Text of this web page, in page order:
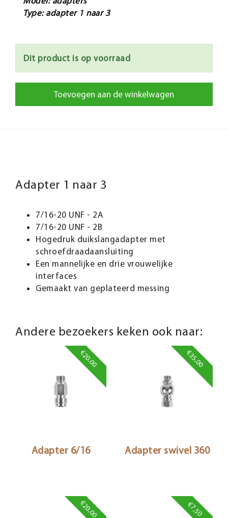
Type: adapter 1 naar 3
Dit product is op voorraad
Toevoegen aan de winkelwagen
Adapter 1 naar 3
7/16-20 UNF - 2A
7/16-20 UNF - 2B
Hogedruk duikslangadapter met
schroefdraadaansluiting
Een mannelijke en drie vrouwelijke
interfaces
Gemaakt van geplateerd messing
Andere bezoekers keken ook naar:
€20,00
Adapter 6/16
€35,00
Adapter swivel 360
€20,00 €7,50